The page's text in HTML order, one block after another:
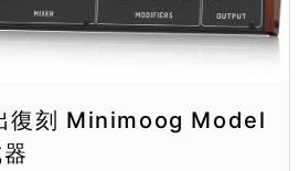
復刻 Minimoog Model